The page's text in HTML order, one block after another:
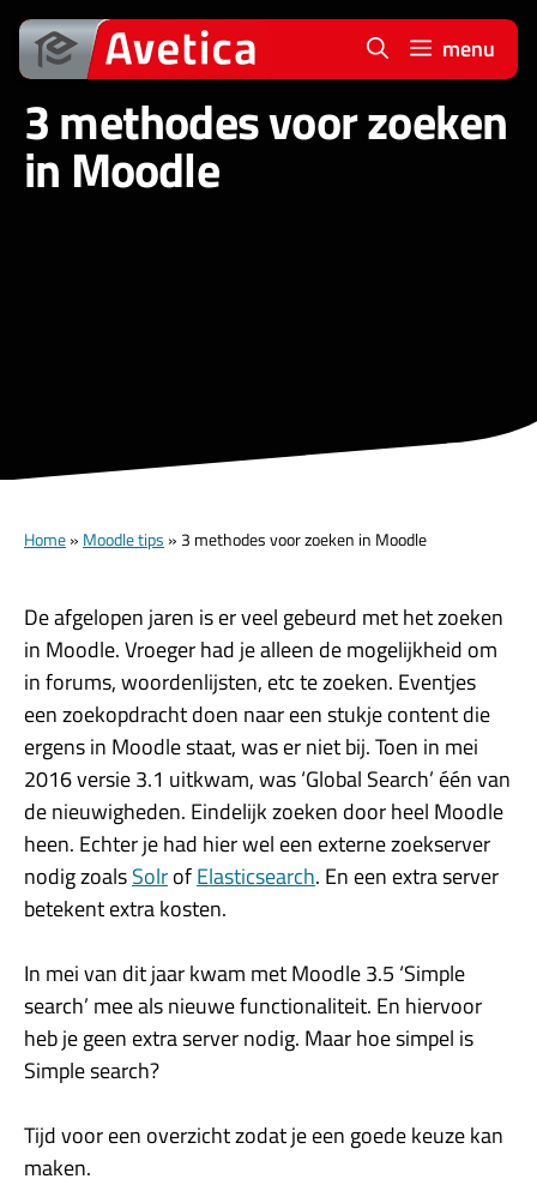
Ga
naar
de
inhoud
menu
3 methodes voor zoeken
in Moodle
Home» Moodle tips » 3 methodes voor zoeken in Moodle
De afgelopen jaren is er veel gebeurd met het zoeken
in Moodle. Vroeger had je alleen de mogelijkheid om
in forums, woordenlijsten, etc te zoeken. Eventjes
een zoekopdracht doen naar een stukje content die
ergens in Moodle staat, was er niet bij. Toen in mei
2016 versie 3.1 uitkwam, was ‘Global Search’ één van
de nieuwigheden. Eindelijk zoeken door heel Moodle
heen. Echter je had hier wel een externe zoekserver
nodig zoalsSolrofElasticsearch. En een extra server
betekent extra kosten.
In mei van dit jaar kwam met Moodle 3.5 ‘Simple
search’ mee als nieuwe functionaliteit. En hiervoor
heb je geen extra server nodig. Maar hoe simpel is
Simple search?
Tijd voor een overzicht zodat je een goede keuze kan
maken.